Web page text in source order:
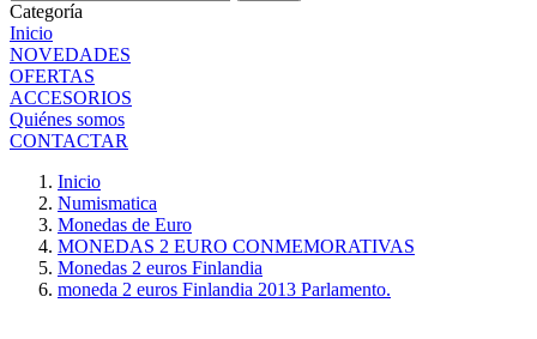
Categoría
Inicio
NOVEDADES
OFERTAS
ACCESORIOS
Quiénes somos
CONTACTAR
Inicio
Numismatica
Monedas de Euro
MONEDAS 2 EURO CONMEMORATIVAS
Monedas 2 euros Finlandia
moneda 2 euros Finlandia 2013 Parlamento.